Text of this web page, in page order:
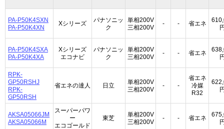
PA-P50K4SXN
PA-P50K4XN
Xシリーズ
パナソニッ
ク
単相200V
三相200V
- - 省エネ
PA-P50K4SXA
PA-P50K4XA
Xシリーズ
エコナビ
パナソニッ
ク
単相200V
三相200V
- - 省エネ
RPK-
GP50RSHJ
RPK-
GP50RSH
省エネの達人 日立
単相200V
三相200V
- -
省エネ
冷媒
R32
AKSA05066JM
AKSA05066M
スーパーパワ
ー
エコゴールド
東芝
単相200V
三相200V
- - 省エネ